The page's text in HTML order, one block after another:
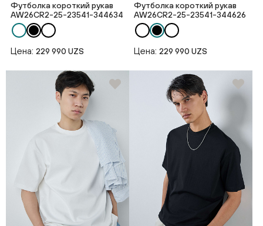
Футболка короткий рукав
AW26CR2-25-23541-344634
Цена: 229 990 UZS
Футболка короткий рукав
AW26CR2-25-23541-344626
Цена: 229 990 UZS